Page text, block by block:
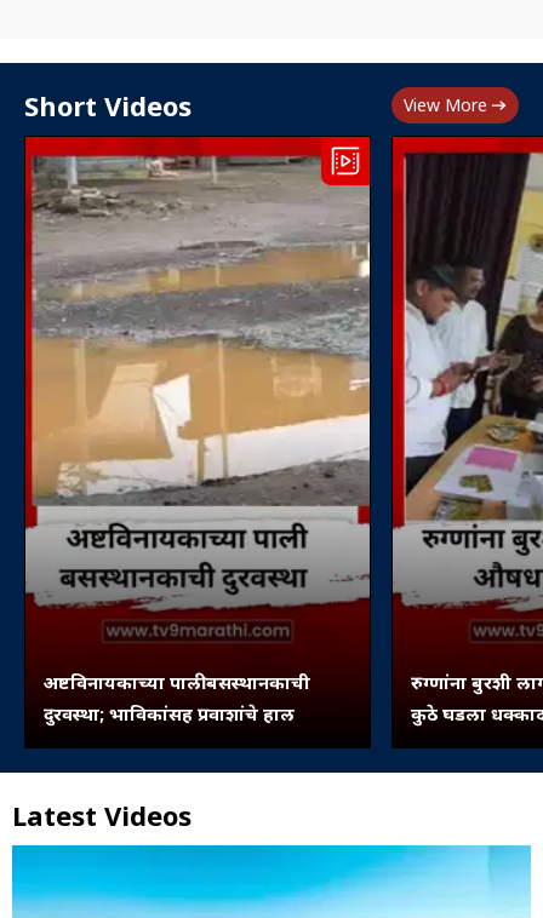
Short Videos View More
अष्टविनायकाच्या पाली बसस्थानकाची
दुरवस्था; भाविकांसह प्रवाशांचे हाल
रुग्णांना बुरशी
कुठे घडला
Latest Videos